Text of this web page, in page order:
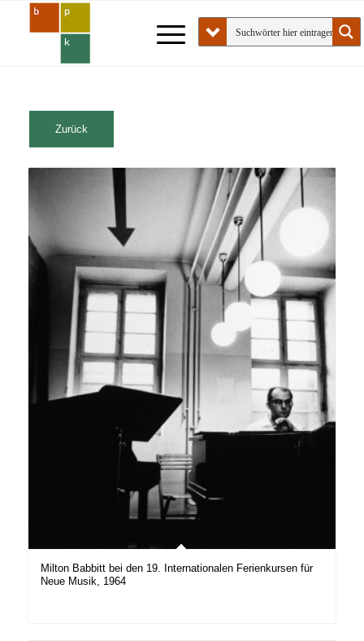
Milton Babbitt bei den 19. Internationalen Ferienkursen für
Neue Musik, 1964